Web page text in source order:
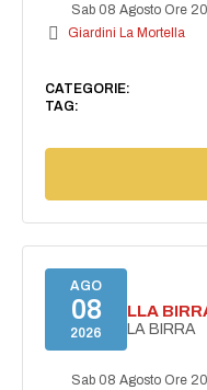
Sab 08 Agosto Ore
Giardini La Mortella
CATEGORIE:
TAG:
AGO
08
2026
FESTA DELLA
FESTA DELLA BIRRA
Sab 08 Agosto Ore